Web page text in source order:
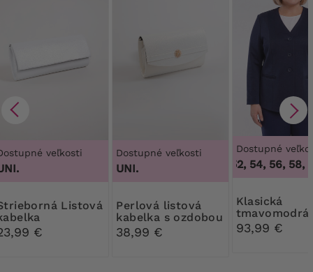
veľkosti
€
Dostupné veľkosti
UNI.
Perlová listová
kabelka s ozdobou
38,99 €
Dostupné
50, 52, 54, 56, 58,
Klasická
tmavomodrá
blejzer
93,99 €